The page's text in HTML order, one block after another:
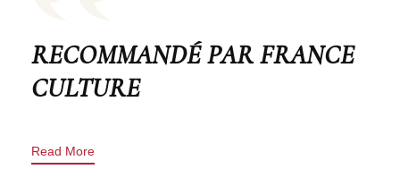
RECOMMANDÉ PAR FRANCE
CULTURE
Read More